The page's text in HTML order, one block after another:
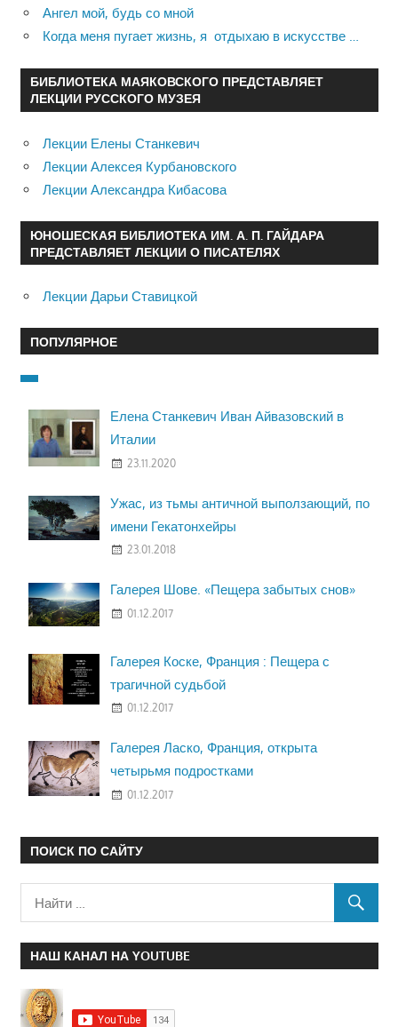
Ангел мой, будь со мной
Когда меня пугает жизнь, я отдыхаю в искусстве …
БИБЛИОТЕКА МАЯКОВСКОГО ПРЕДСТАВЛЯЕТ
ЛЕКЦИИ РУССКОГО МУЗЕЯ
Лекции Елены Станкевич
Лекции Алексея Курбановского
Лекции Александра Кибасова
ЮНОШЕСКАЯ БИБЛИОТЕКА ИМ. А. П. ГАЙДАРА
ПРЕДСТАВЛЯЕТ ЛЕКЦИИ О ПИСАТЕЛЯХ
Лекции Дарьи Ставицкой
ПОПУЛЯРНОЕ
Елена Станкевич Иван Айвазовский в
Италии
23.11.2020
Ужас, из тьмы античной выползающий, по
имени Гекатонхейры
23.01.2018
Галерея Шове. «Пещера забытых снов»
01.12.2017
Галерея Коске, Франция : Пещера с
трагичной судьбой
01.12.2017
Галерея Ласко, Франция, открыта
четырьмя подростками
01.12.2017
ПОИСК ПО САЙТУ
НАШ КАНАЛ НА YOUTUBE